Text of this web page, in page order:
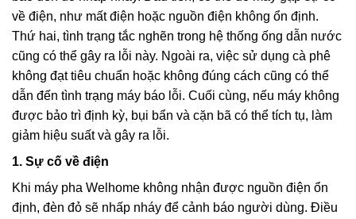
về điện, như mất điện hoặc nguồn điện không ổn định.
Thứ hai, tình trạng tắc nghẽn trong hệ thống ống dẫn nước
cũng có thể gây ra lỗi này. Ngoài ra, việc sử dụng cà phê
không đạt tiêu chuẩn hoặc không đúng cách cũng có thể
dẫn đến tình trạng máy báo lỗi. Cuối cùng, nếu máy không
được bảo trì định kỳ, bụi bẩn và cặn bã có thể tích tụ, làm
giảm hiệu suất và gây ra lỗi.
1. Sự cố về điện
Khi máy pha Welhome không nhận được nguồn điện ổn
định, đèn đỏ sẽ nhấp nháy để cảnh báo người dùng. Điều